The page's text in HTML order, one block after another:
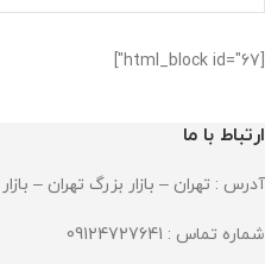
جنس قاب : استینلس استیل ضد
جنس شیشه : صافیر کریستال ضد
خش
وزن : 211 گرم
[html_block id="67"]
ارتباط با ما
آدرس : تهران – بازار بزرگ تهران – بازار 15 خرداد-پاساژ دلگشا – طبقه منفی 3 – پلاک 94
شماره تماس : 09124727641